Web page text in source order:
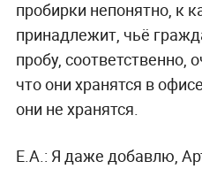
пробирки непонятно, к
принадлежит, чьё
пробу, соответственно,
что они хранятся в
они не хранятся.
Е.А.: Я даже добавлю,